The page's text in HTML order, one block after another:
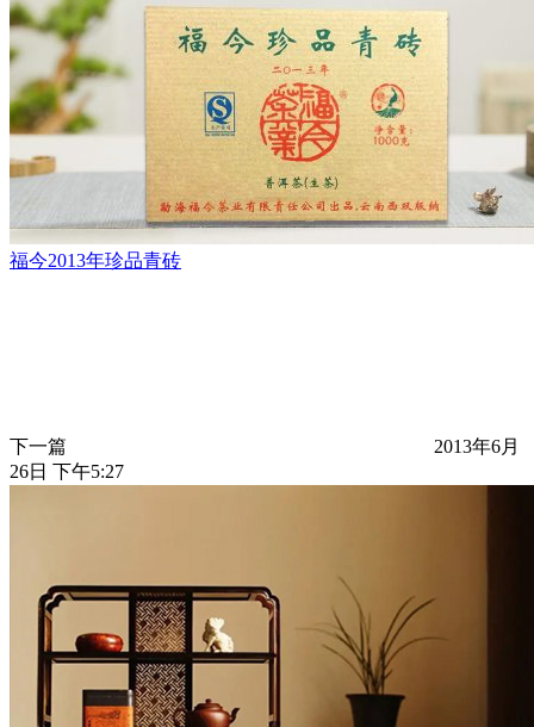
福今2013年珍品青砖
下一篇
2013年6月
26日 下午5:27